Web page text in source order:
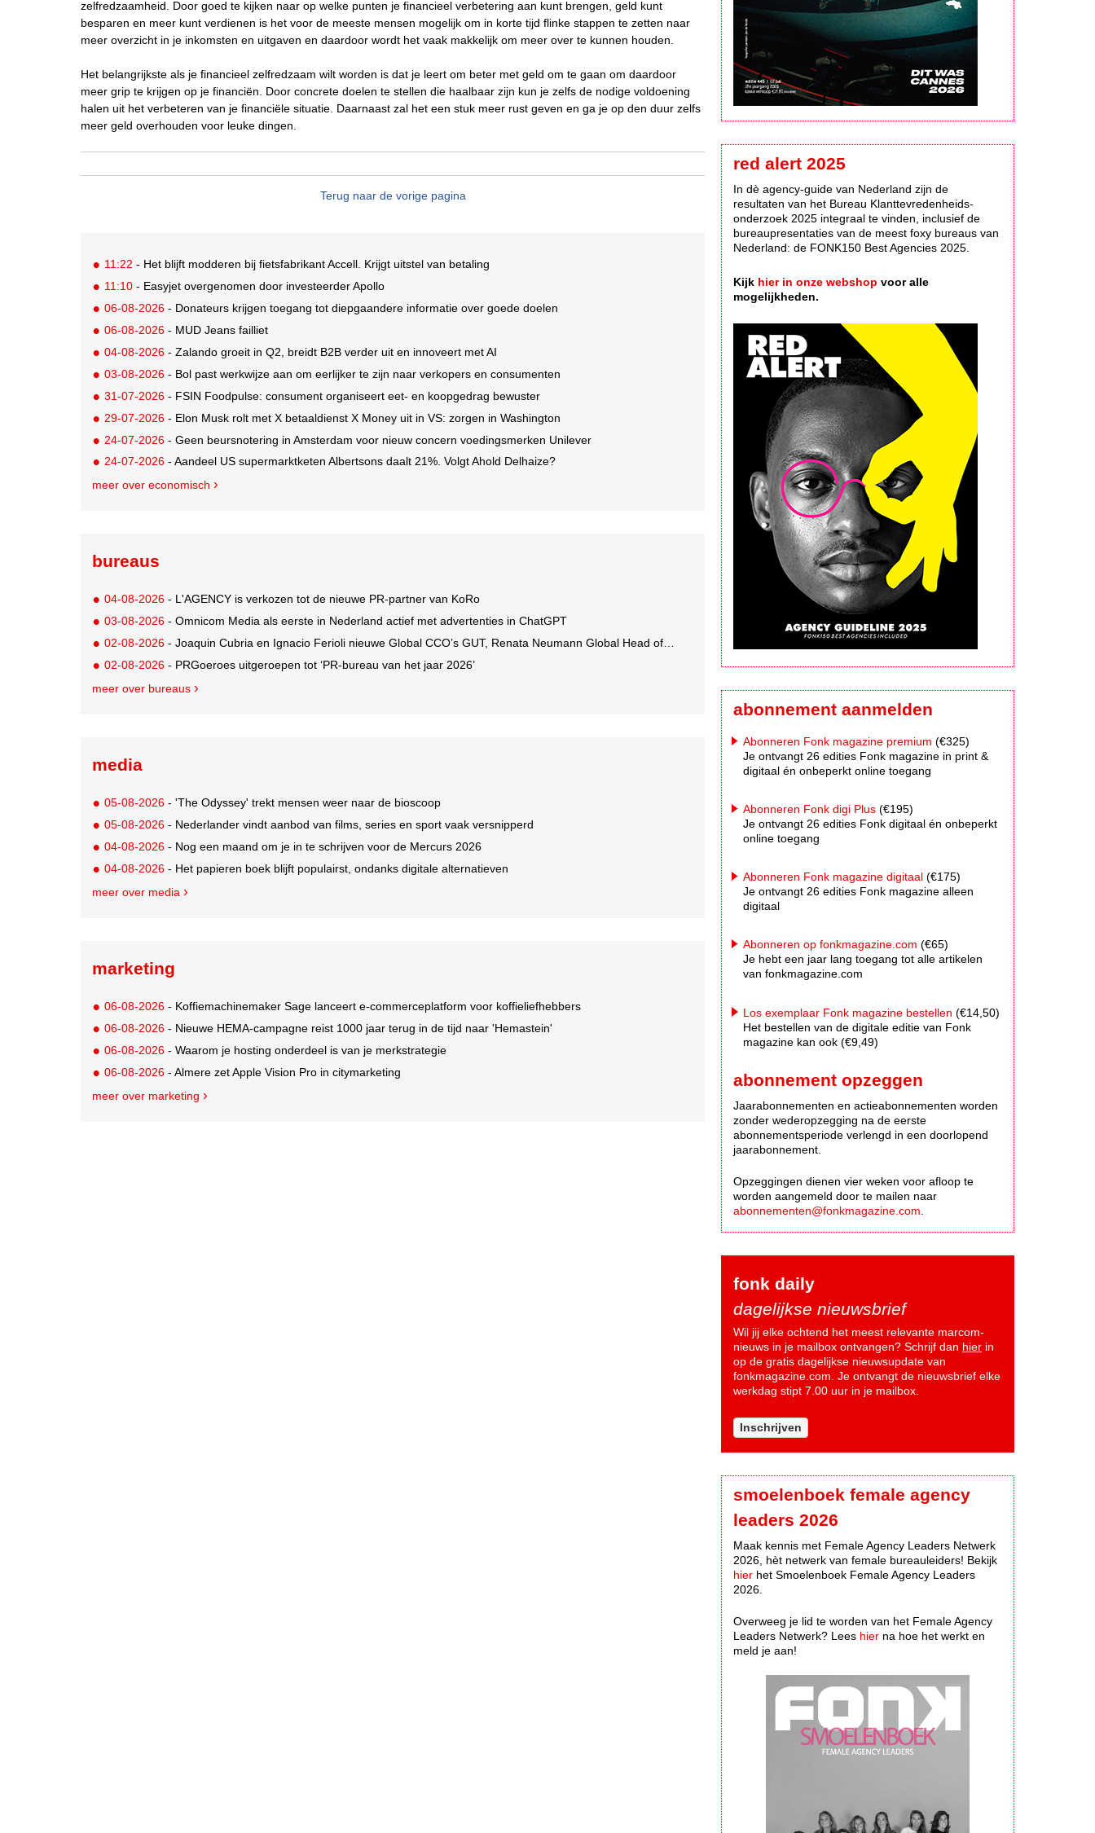
zelfredzaamheid. Door goed te kijken naar op welke punten je financieel verbetering aan kunt brengen, geld kunt
besparen en meer kunt verdienen is het voor de meeste mensen mogelijk om in korte tijd flinke stappen te zetten naar
meer overzicht in je inkomsten en uitgaven en daardoor wordt het vaak makkelijk om meer over te kunnen houden.
Het belangrijkste als je financieel zelfredzaam wilt worden is dat je leert om beter met geld om te gaan om daardoor
meer grip te krijgen op je financiën. Door concrete doelen te stellen die haalbaar zijn kun je zelfs de nodige voldoening
halen uit het verbeteren van je financiële situatie. Daarnaast zal het een stuk meer rust geven en ga je op den duur zelfs
meer geld overhouden voor leuke dingen.
Terug naar de vorige pagina
11:22 - Het blijft modderen bij fietsfabrikant Accell. Krijgt uitstel van betaling
11:10 - Easyjet overgenomen door investeerder Apollo
06-08-2026 - Donateurs krijgen toegang tot diepgaandere informatie over goede doelen
06-08-2026 - MUD Jeans failliet
04-08-2026 - Zalando groeit in Q2, breidt B2B verder uit en innoveert met AI
03-08-2026 - Bol past werkwijze aan om eerlijker te zijn naar verkopers en consumenten
31-07-2026 - FSIN Foodpulse: consument organiseert eet- en koopgedrag bewuster
29-07-2026 - Elon Musk rolt met X betaaldienst X Money uit in VS: zorgen in Washington
24-07-2026 - Geen beursnotering in Amsterdam voor nieuw concern voedingsmerken Unilever
24-07-2026 - Aandeel US supermarktketen Albertsons daalt 21%. Volgt Ahold Delhaize?
meer over economisch
bureaus
04-08-2026 - L'AGENCY is verkozen tot de nieuwe PR-partner van KoRo
03-08-2026 - Omnicom Media als eerste in Nederland actief met advertenties in ChatGPT
02-08-2026 - Joaquin Cubria en Ignacio Ferioli nieuwe Global CCO’s GUT, Renata Neumann Global Head of Production
02-08-2026 - PRGoeroes uitgeroepen tot ‘PR-bureau van het jaar 2026’
meer over bureaus
media
05-08-2026 - 'The Odyssey' trekt mensen weer naar de bioscoop
05-08-2026 - Nederlander vindt aanbod van films, series en sport vaak versnipperd
04-08-2026 - Nog een maand om je in te schrijven voor de Mercurs 2026
04-08-2026 - Het papieren boek blijft populairst, ondanks digitale alternatieven
meer over media
marketing
06-08-2026 - Koffiemachinemaker Sage lanceert e-commerceplatform voor koffieliefhebbers
06-08-2026 - Nieuwe HEMA-campagne reist 1000 jaar terug in de tijd naar 'Hemastein'
06-08-2026 - Waarom je hosting onderdeel is van je merkstrategie
06-08-2026 - Almere zet Apple Vision Pro in citymarketing
meer over marketing
red alert 2025
In dè agency-guide van Nederland zijn de
resultaten van het Bureau Klanttevredenheids-
onderzoek 2025 integraal te vinden, inclusief de
bureaupresentaties van de meest foxy bureaus van
Nederland: de FONK150 Best Agencies 2025.
Kijk hier in onze webshop voor alle
mogelijkheden.
abonnement aanmelden
Abonneren Fonk magazine premium (€325)
Je ontvangt 26 edities Fonk magazine in print &
digitaal én onbeperkt online toegang
Abonneren Fonk digi Plus (€195)
Je ontvangt 26 edities Fonk digitaal én onbeperkt
online toegang
Abonneren Fonk magazine digitaal (€175)
Je ontvangt 26 edities Fonk magazine alleen
digitaal
Abonneren op fonkmagazine.com (€65)
Je hebt een jaar lang toegang tot alle artikelen
van fonkmagazine.com
Los exemplaar Fonk magazine bestellen (€14,50)
Het bestellen van de digitale editie van Fonk
magazine kan ook (€9,49)
abonnement opzeggen
Jaarabonnementen en actieabonnementen worden
zonder wederopzegging na de eerste
abonnementsperiode verlengd in een doorlopend
jaarabonnement.
Opzeggingen dienen vier weken voor afloop te
worden aangemeld door te mailen naar
abonnementen@fonkmagazine.com
fonk daily
dagelijkse nieuwsbrief
Wil jij elke ochtend het meest relevante marcom-
nieuws in je mailbox ontvangen? Schrijf dan hier in
op de gratis dagelijkse nieuwsupdate van
fonkmagazine.com. Je ontvangt de nieuwsbrief elke
werkdag stipt 7.00 uur in je mailbox.
Inschrijven
smoelenboek female agency
leaders 2026
Maak kennis met Female Agency Leaders Netwerk
2026, hèt netwerk van female bureauleiders! Bekijk
hier het Smoelenboek Female Agency Leaders
2026.
Overweeg je lid te worden van het Female Agency
Leaders Netwerk? Lees hier na hoe het werkt en
meld je aan!